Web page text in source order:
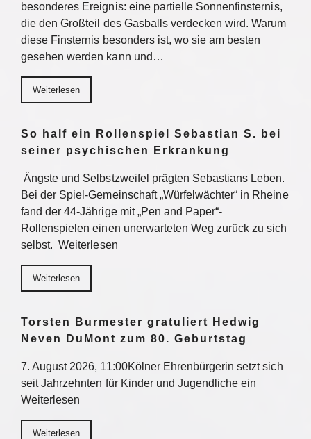
besonderes Ereignis: eine partielle Sonnenfinsternis,
die den Großteil des Gasballs verdecken wird. Warum
diese Finsternis besonders ist, wo sie am besten
gesehen werden kann und…
Weiterlesen
So half ein Rollenspiel Sebastian S. bei
seiner psychischen Erkrankung
Ängste und Selbstzweifel prägten Sebastians Leben.
Bei der Spiel-Gemeinschaft „Würfelwächter“ in Rheine
fand der 44-Jährige mit „Pen and Paper“-
Rollenspielen einen unerwarteten Weg zurück zu sich
selbst. Weiterlesen
Weiterlesen
Torsten Burmester gratuliert Hedwig
Neven DuMont zum 80. Geburtstag
7. August 2026, 11:00Kölner Ehrenbürgerin setzt sich
seit Jahrzehnten für Kinder und Jugendliche ein
Weiterlesen
Weiterlesen